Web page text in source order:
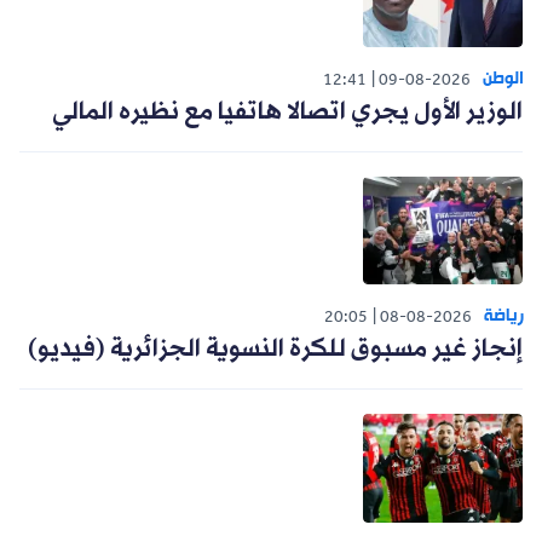
الوطن 09-08-2026
12:41
الوزير الأول يجري اتصالا هاتفيا مع نظيره المالي
رياضة 08-08-2026
20:05
إنجاز غير مسبوق للكرة النسوية الجزائرية (فيديو)